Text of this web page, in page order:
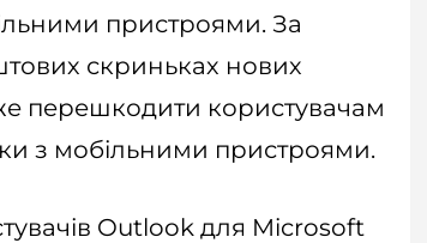
пристроями. За
скриньках нових
перешкодити користувачам
з мобільними пристроями.
Outlook для Microsoft